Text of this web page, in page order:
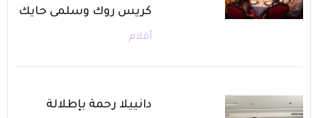
كريس روك وسلمى حايك
أفلام
دانييلا رحمة بإطلالة